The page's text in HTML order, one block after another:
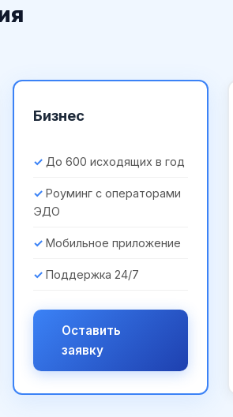
Бизнес
До 600 исходящих в год
Роуминг с операторами
ЭДО
Мобильное приложение
Поддержка 24/7
Оставить
заявку